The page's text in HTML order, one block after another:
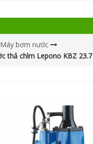
Máy bơm nước
thả chìm Lepono KBZ 23.7